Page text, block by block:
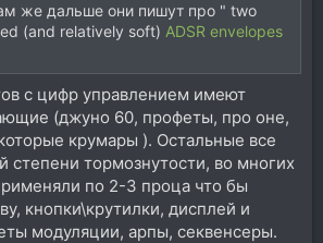
же дальше они пишут про " two
(and relatively soft) ADSR envelopes
с цифр управлением имеют
(джуно 60, профеты, про оне,
крумары ). Остальные все
степени тормознутости, во многих
по 2-3 проца что бы
кнопки\крутилки, дисплей и
модуляции, арпы, секвенсеры.